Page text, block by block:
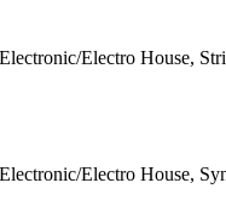
Electronic/Electro House,
Electronic/Electro House,